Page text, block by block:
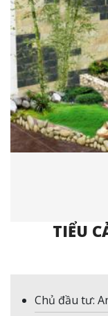
TIỂU
Chủ đầu tư: